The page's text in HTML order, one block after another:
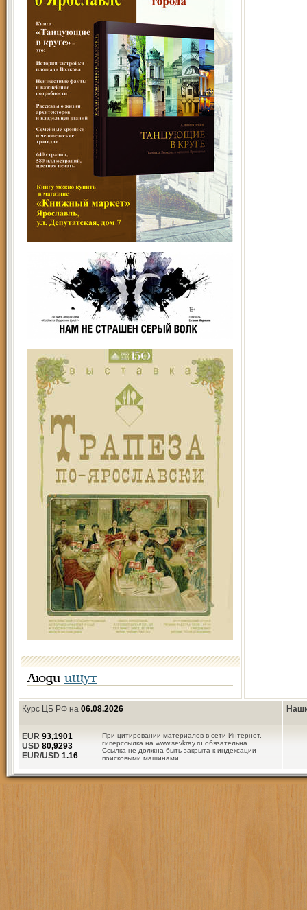
Люди ищут
Курс ЦБ РФ на 06.08.2026
При цитировании материалов в сети Интернет,
гиперссылка на www.sevkray.ru обязательна.
Ссылка не должна быть закрыта к индексации
поисковыми машинами.
EUR 93,1901
USD 80,9293
EUR/USD 1.16